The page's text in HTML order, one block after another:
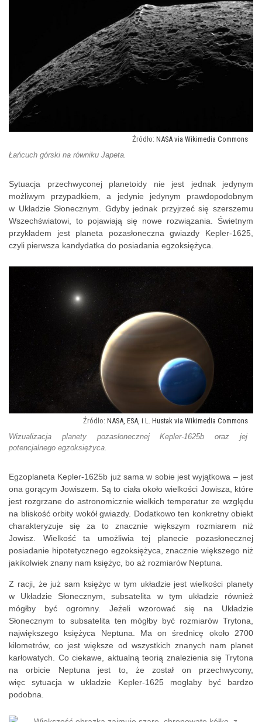
NASA via Wikimedia Commons
Łańcuch górski na równiku Japeta.
Sytuacja przechwyconej planetoidy nie jest jednak jedynym
możliwym przypadkiem, a jedynie jedynym prawdopodobnym
w Układzie Słonecznym. Gdyby jednak przyjrzeć się szerszemu
Wszechświatowi, to pojawiają się nowe rozwiązania. Świetnym
przykładem jest planeta pozasłoneczna gwiazdy Kepler-1625,
czyli pierwsza kandydatka do posiadania egzoksiężyca.
NASA, ESA, i L. Hustak via Wikimedia Commons
Wizualizacja planety pozasłonecznej Kepler-1625b oraz jej
potencjalnego egzoksiężyca.
Egzoplaneta Kepler-1625b już sama w sobie jest wyjątkowa – jest
ona gorącym Jowiszem. Są to ciała około wielkości Jowisza, które
jest rozgrzane do astronomicznie wielkich temperatur ze względu
na bliskość orbity wokół gwiazdy. Dodatkowo ten konkretny obiekt
charakteryzuje się za to znacznie większym rozmiarem niż
Jowisz. Wielkość ta umożliwia tej planecie pozasłonecznej
posiadanie hipotetycznego egzoksiężyca, znacznie większego niż
jakikolwiek znany nam księżyc, bo aż rozmiarów Neptuna.
Z racji, że już sam księżyc w tym układzie jest wielkości planety
w Układzie Słonecznym, subsatelita w tym układzie również
mógłby być ogromny. Jeżeli wzorować się na Układzie
Słonecznym to subsatelita ten mógłby być rozmiarów Trytona,
największego księżyca Neptuna. Ma on średnicę około 2700
kilometrów, co jest większe od wszystkich znanych nam planet
karłowatych. Co ciekawe, aktualną teorią znalezienia się Trytona
na orbicie Neptuna jest to, że został on przechwycony,
więc sytuacja w układzie Kepler-1625 mogłaby być bardzo
podobna.